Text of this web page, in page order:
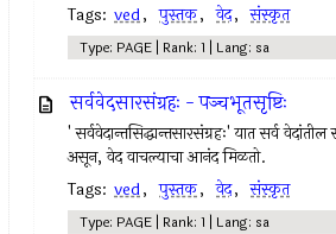
Tags: ved, पुस्तक, वेद, संस्कृत
Type: PAGE | Rank: 1 | Lang: sa
सर्ववेदसारसंग्रहः - पञ्चभूतसृष्टिः
' सर्ववेदान्तसिद्धान्तसारसंग्रहः' यात सर्व
असून, वेद वाचल्याचा आनंद मिळतो.
Tags: ved, पुस्तक, वेद, संस्कृत
Type: PAGE | Rank: 1 | Lang: sa